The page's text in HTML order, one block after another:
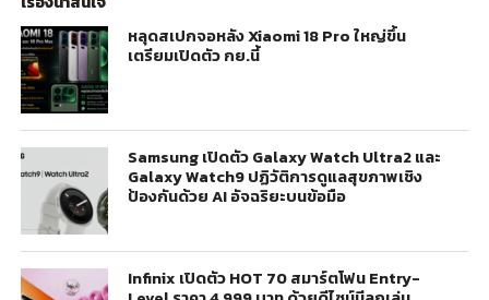
หลุดสเปกจอหลัง Xiaomi 18 Pro ใหญ่ขึ้น
เตรียมเปิดตัว กย.นี้
Samsung เปิดตัว Galaxy Watch Ultra2 และ
Galaxy Watch9 ปฏิวัติการดูแลสุขภาพเชิง
ป้องกันด้วย AI อัจฉริยะบนข้อมือ
Infinix เปิดตัว HOT 70 สมาร์ตโฟน Entry-